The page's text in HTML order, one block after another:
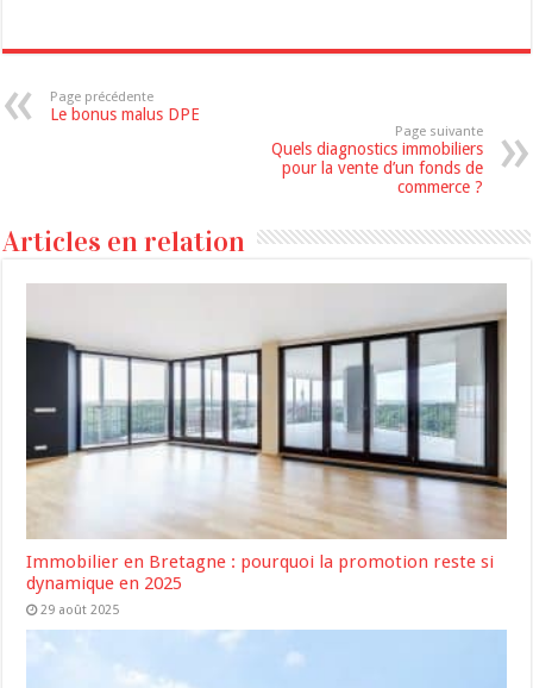
Page précédente
Le bonus malus DPE
Page suivante
Quels diagnostics immobiliers
pour la vente d’un fonds de
commerce ?
Articles en relation
Immobilier en Bretagne : pourquoi la promotion reste si
dynamique en 2025
29 août 2025